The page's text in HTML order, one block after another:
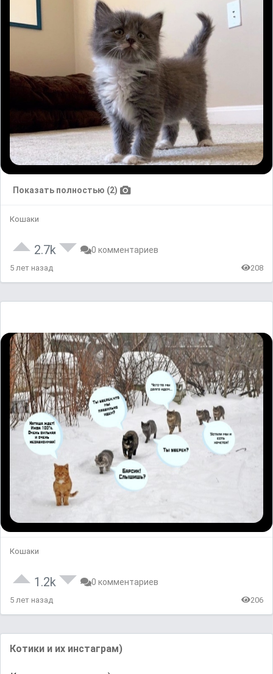
Показать полностью (2)
Кошаки
2.7k 0 комментариев
5 лет назад 208
Кошаки
1.2k 0 комментариев
5 лет назад 206
Котики и их инстаграм)